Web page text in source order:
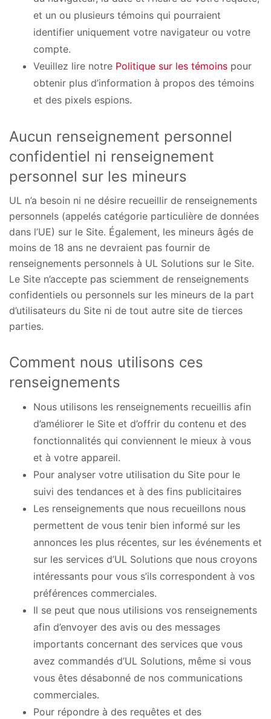
et un ou plusieurs témoins qui pourraient
identifier uniquement votre navigateur ou votre
compte.
Veuillez lire notre Politique sur les témoins pour
obtenir plus d’information à propos des témoins
et des pixels espions.
Aucun renseignement personnel
confidentiel ni renseignement
personnel sur les mineurs
UL n’a besoin ni ne désire recueillir de renseignements
personnels (appelés catégorie particulière de données
dans l’UE) sur le Site. Également, les mineurs âgés de
moins de 18 ans ne devraient pas fournir de
renseignements personnels à UL Solutions sur le Site.
Le Site n’accepte pas sciemment de renseignements
confidentiels ou personnels sur les mineurs de la part
d’utilisateurs du Site ni de tout autre site de tierces
parties.
Comment nous utilisons ces
renseignements
Nous utilisons les renseignements recueillis afin
d’améliorer le Site et d’offrir du contenu et des
fonctionnalités qui conviennent le mieux à vous
et à votre appareil.
Pour analyser votre utilisation du Site pour le
suivi des tendances et à des fins publicitaires
Les renseignements que nous recueillons nous
permettent de vous tenir bien informé sur les
annonces les plus récentes, sur les événements et
sur les services d’UL Solutions que nous croyons
intéressants pour vous s’ils correspondent à vos
préférences commerciales.
Il se peut que nous utilisions vos renseignements
afin d’envoyer des avis ou des messages
importants concernant des services que vous
avez commandés d’UL Solutions, même si vous
vous êtes désabonné de nos communications
commerciales.
Pour répondre à des requêtes et des